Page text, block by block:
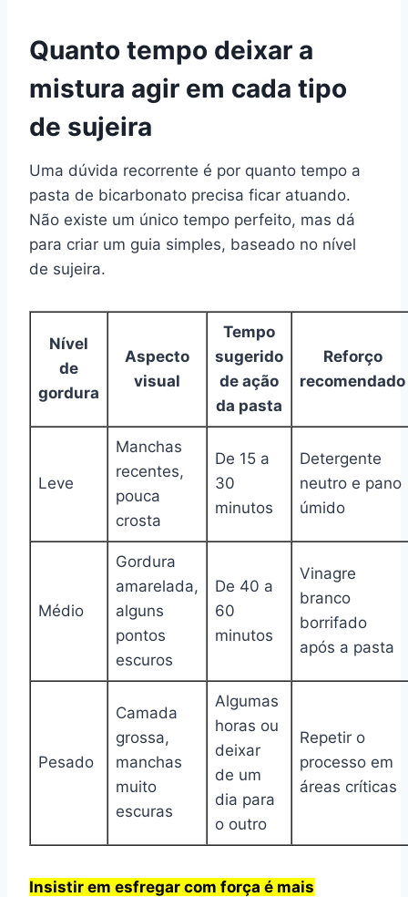
Quanto tempo deixar a
mistura agir em cada tipo
de sujeira
Uma dúvida recorrente é por quanto tempo a
pasta de bicarbonato precisa ficar atuando.
Não existe um único tempo perfeito, mas dá
para criar um guia simples, baseado no nível
de sujeira.
Nível
de
gordura
Aspecto
visual
Tempo
sugerido
de ação
da pasta
Reforço
recomendado
Leve
Manchas
recentes,
pouca
crosta
De 15 a
30
minutos
Detergente
neutro e pano
úmido
Médio
Gordura
amarelada,
alguns
pontos
escuros
De 40 a
60
minutos
Vinagre
branco
borrifado
após a pasta
Pesado
Camada
grossa,
manchas
muito
escuras
Algumas
horas ou
deixar
de um
dia para
o outro
Repetir o
processo em
áreas críticas
Insistir em esfregar com força é mais